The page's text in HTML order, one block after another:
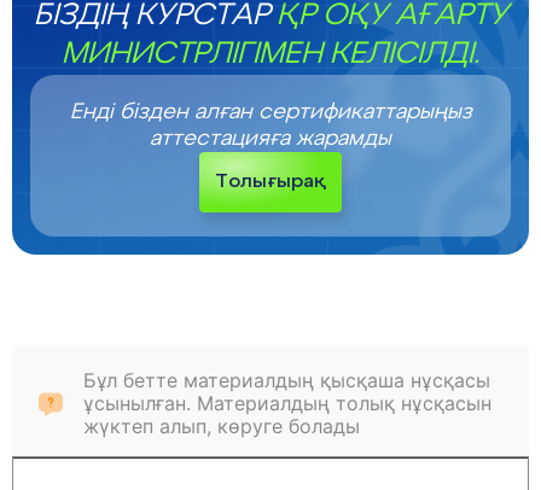
БІЗДІҢ КУРСТАРҚР ОҚУ АҒАРТУ
МИНИСТРЛІГІМЕН КЕЛІСІЛДІ.
Енді бізден алған сертификаттарыңыз
аттестацияға жарамды
Толығырақ
Бұл бетте материалдың қысқаша нұсқасы
ұсынылған. Материалдың толық нұсқасын
жүктеп алып, көруге болады